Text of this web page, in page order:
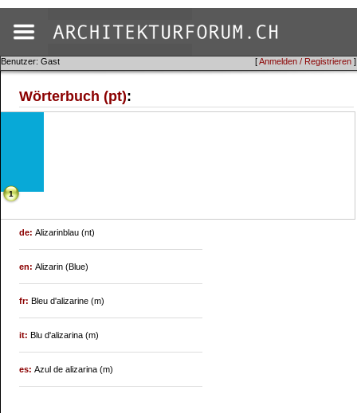
[Anmelden / Registrieren ]
Benutzer: Gast
Wörterbuch (pt):
1
de:Alizarinblau (nt)
en:Alizarin (Blue)
fr:Bleu d'alizarine (m)
it:Blu d'alizarina (m)
es:Azul de alizarina (m)